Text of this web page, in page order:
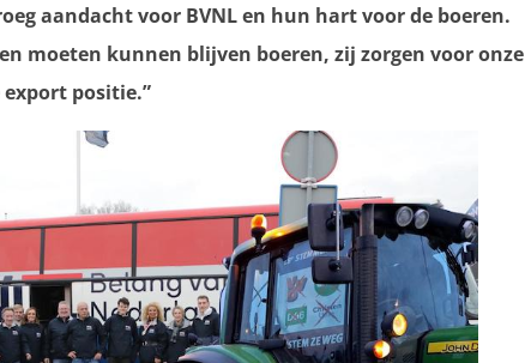
aandacht voor BVNL en hun hart voor de boeren.
moeten kunnen blijven boeren, zij zorgen voor onze
export positie.”